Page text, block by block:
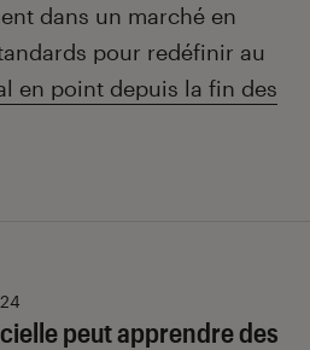
dans un marché en
pour redéfinir au
en point depuis la fin des
peut apprendre des